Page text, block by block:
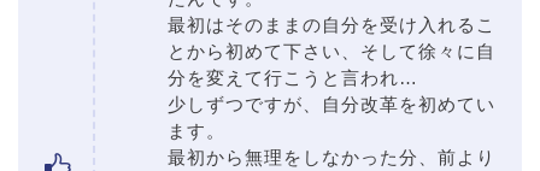
最初はそのままの自分を受け入れるこ
とから初めて下さい、そして徐々に自
分を変えて行こうと言われ…
少しずつですが、自分改革を初めてい
ます。
最初から無理をしなかった分、前より